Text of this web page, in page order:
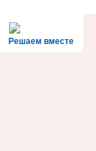
Решаем вместе